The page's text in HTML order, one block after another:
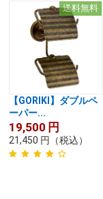
送料無料
【GORIKI】ダブルペ
ーパー...
19,500 円
21,450 円 （税込）